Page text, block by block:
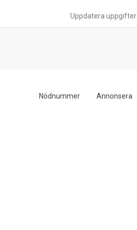
Uppdatera uppgifter
Nödnummer Annonsera